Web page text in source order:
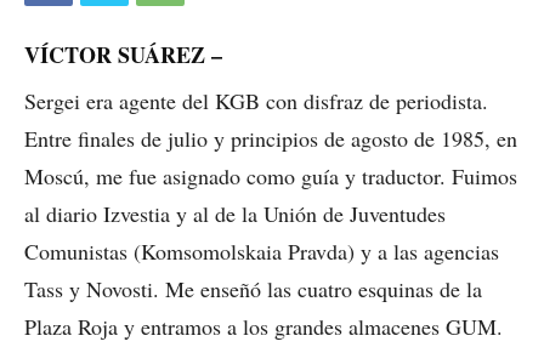
VÍCTOR SUÁREZ –
Sergei era agente del KGB con disfraz de periodista.
Entre finales de julio y principios de agosto de 1985, en
Moscú, me fue asignado como guía y traductor. Fuimos
al diario Izvestia y al de la Unión de Juventudes
Comunistas (Komsomolskaia Pravda) y a las agencias
Tass y Novosti. Me enseñó las cuatro esquinas de la
Plaza Roja y entramos a los grandes almacenes GUM.